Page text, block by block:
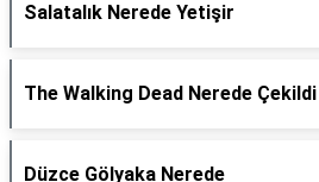
Salatalık Nerede Yetişir
The Walking Dead Nerede Çekildi
Düzce Gölyaka Nerede